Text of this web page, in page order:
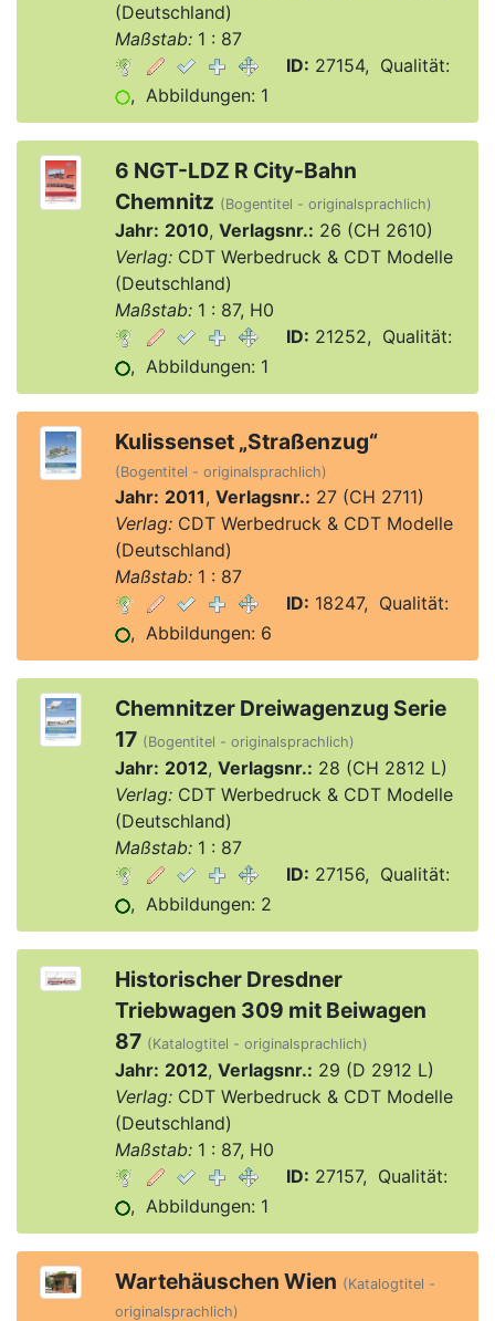
(Deutschland)
Maßstab:1 : 87
ID: 27154, Qualität:
, Abbildungen: 1
6 NGT-LDZ R City-Bahn
Chemnitz (Bogentitel - originalsprachlich)
Jahr: 2010, Verlagsnr.: 26 (CH 2610)
Verlag:CDT Werbedruck & CDT Modelle
(Deutschland)
Maßstab:1 : 87, H0
ID: 21252, Qualität:
, Abbildungen: 1
Kulissenset „Straßenzug“
(Bogentitel - originalsprachlich)
Jahr: 2011, Verlagsnr.: 27 (CH 2711)
Verlag:CDT Werbedruck & CDT Modelle
(Deutschland)
Maßstab:1 : 87
ID: 18247, Qualität:
, Abbildungen: 6
Chemnitzer Dreiwagenzug Serie
17 (Bogentitel - originalsprachlich)
Jahr: 2012, Verlagsnr.: 28 (CH 2812 L)
Verlag:CDT Werbedruck & CDT Modelle
(Deutschland)
Maßstab:1 : 87
ID: 27156, Qualität:
, Abbildungen: 2
Historischer Dresdner
Triebwagen 309 mit Beiwagen
87 (Katalogtitel - originalsprachlich)
Jahr: 2012, Verlagsnr.: 29 (D 2912 L)
Verlag:CDT Werbedruck & CDT Modelle
(Deutschland)
Maßstab:1 : 87, H0
ID: 27157, Qualität:
, Abbildungen: 1
Wartehäuschen Wien (Katalogtitel -
originalsprachlich)